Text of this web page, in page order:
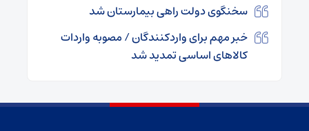
سخنگوی دولت راهی بیمارستان شد
خبر مهم برای واردکنندگان / مصوبه واردات
کالا‌های اساسی تمدید شد